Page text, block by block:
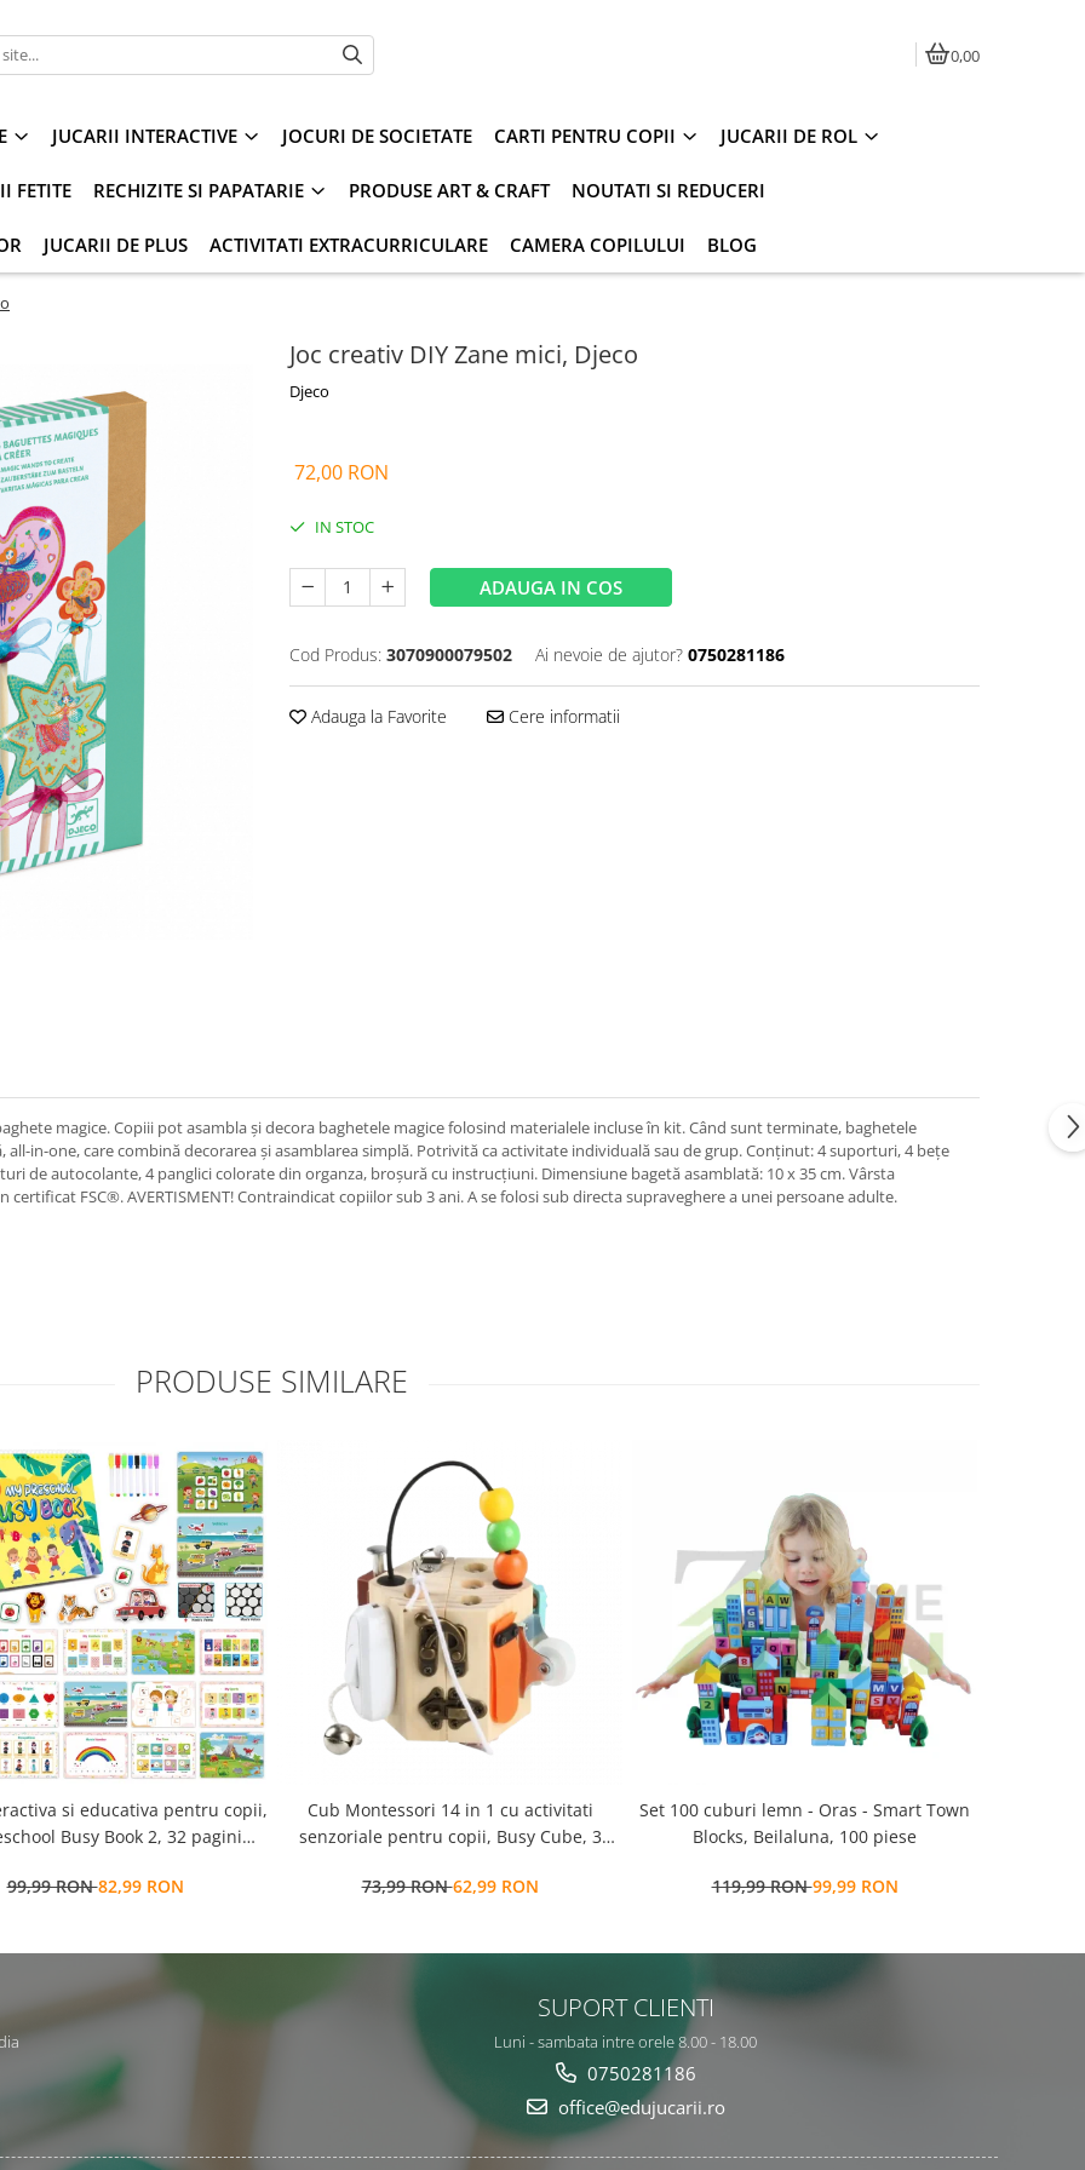
0,00
JUCARII INTERACTIVE JOCURI DE SOCIETATE CARTI PENTRU COPII JUCARII DE ROL
FETITE RECHIZITE SI PAPATARIE PRODUSE ART & CRAFT NOUTATI SI REDUCERI
JUCARII DE PLUS ACTIVITATI EXTRACURRICULARE CAMERA COPILULUI BLOG
Joc creativ DIY Zane mici, Djeco
Djeco
72,00 RON
IN STOC
ADAUGA IN COS
Cod Produs: 3070900079502 Ai nevoie de ajutor? 0750281186
Adauga la Favorite Cere informatii
magice. Copiii pot asambla și decora baghetele magice folosind materialele incluse în kit. Când sunt terminate, baghetele
in-one, care combină decorarea și asamblarea simplă. Potrivită ca activitate individuală sau de grup. Conținut: 4 suporturi, 4 bețe
de autocolante, 4 panglici colorate din organza, broșură cu instrucțiuni. Dimensiune bagetă asamblată: 10 x 35 cm. Vârsta
FSC®. AVERTISMENT! Contraindicat copiilor sub 3 ani. A se folosi sub directa supraveghere a unei persoane adulte.
PRODUSE SIMILARE
si educativa pentru copii,
Busy Book 2, 32 pagini
Limba Engleza, 3 ani+,
99,99 RON82,99 RON
Cub Montessori 14 in 1 cu activitati
senzoriale pentru copii, Busy Cube, 3
73,99 RON62,99 RON
Set 100 cuburi lemn - Oras - Smart Town
Blocks, Beilaluna, 100 piese
119,99 RON99,99 RON
SUPORT CLIENTI
Luni - sambata intre orele 8.00 - 18.00
0750281186
office@edujucarii.ro